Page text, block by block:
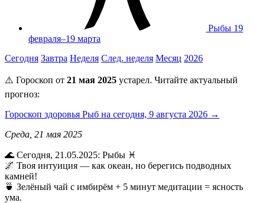
Рыбы 19
февраля–19 марта
Сегодня Завтра Неделя След. неделя Месяц 2026
⚠️ Гороскоп от 21 мая 2025 устарел. Читайте актуальный
прогноз:
Гороскоп здоровья Рыб на сегодня, 9 августа 2026 →
Среда, 21 мая 2025
🌊 Сегодня, 21.05.2025: Рыбы ♓
🌌 Твоя интуиция — как океан, но берегись подводных
камней!
🍵 Зелёный чай с имбирём + 5 минут медитации = ясность
ума.